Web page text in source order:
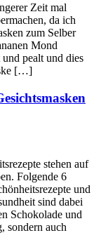
Zeit mal
da ich
zum Selber
Mond
pealt und dies
[…]
stehen auf
Folgende 6
und
sind dabei
Schokolade und
sondern auch